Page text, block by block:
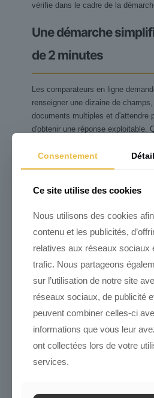
vérifie dans le cadre de la
Une démarche
de 2 minutes
Les comparateurs en ligne
renseigner une dizaine de
documents multiples et d'attendre
d'obtenir une réponse exploitable.
Pour démarrer votre
Renseigner vos
votre profession
informations de
emprunteur)
Joindre votre
d'amortissement
Ces deux documents
Consentement
Ce site utilise des cookies
Nous utilisons des cookies
contenu et les publicités,
relatives aux réseaux sociaux
trafic. Nous partageons
sur l’utilisation de notre site
réseaux sociaux, de publicité
peuvent combiner celles-ci
informations que vous leur
ont collectées lors de votre
services.